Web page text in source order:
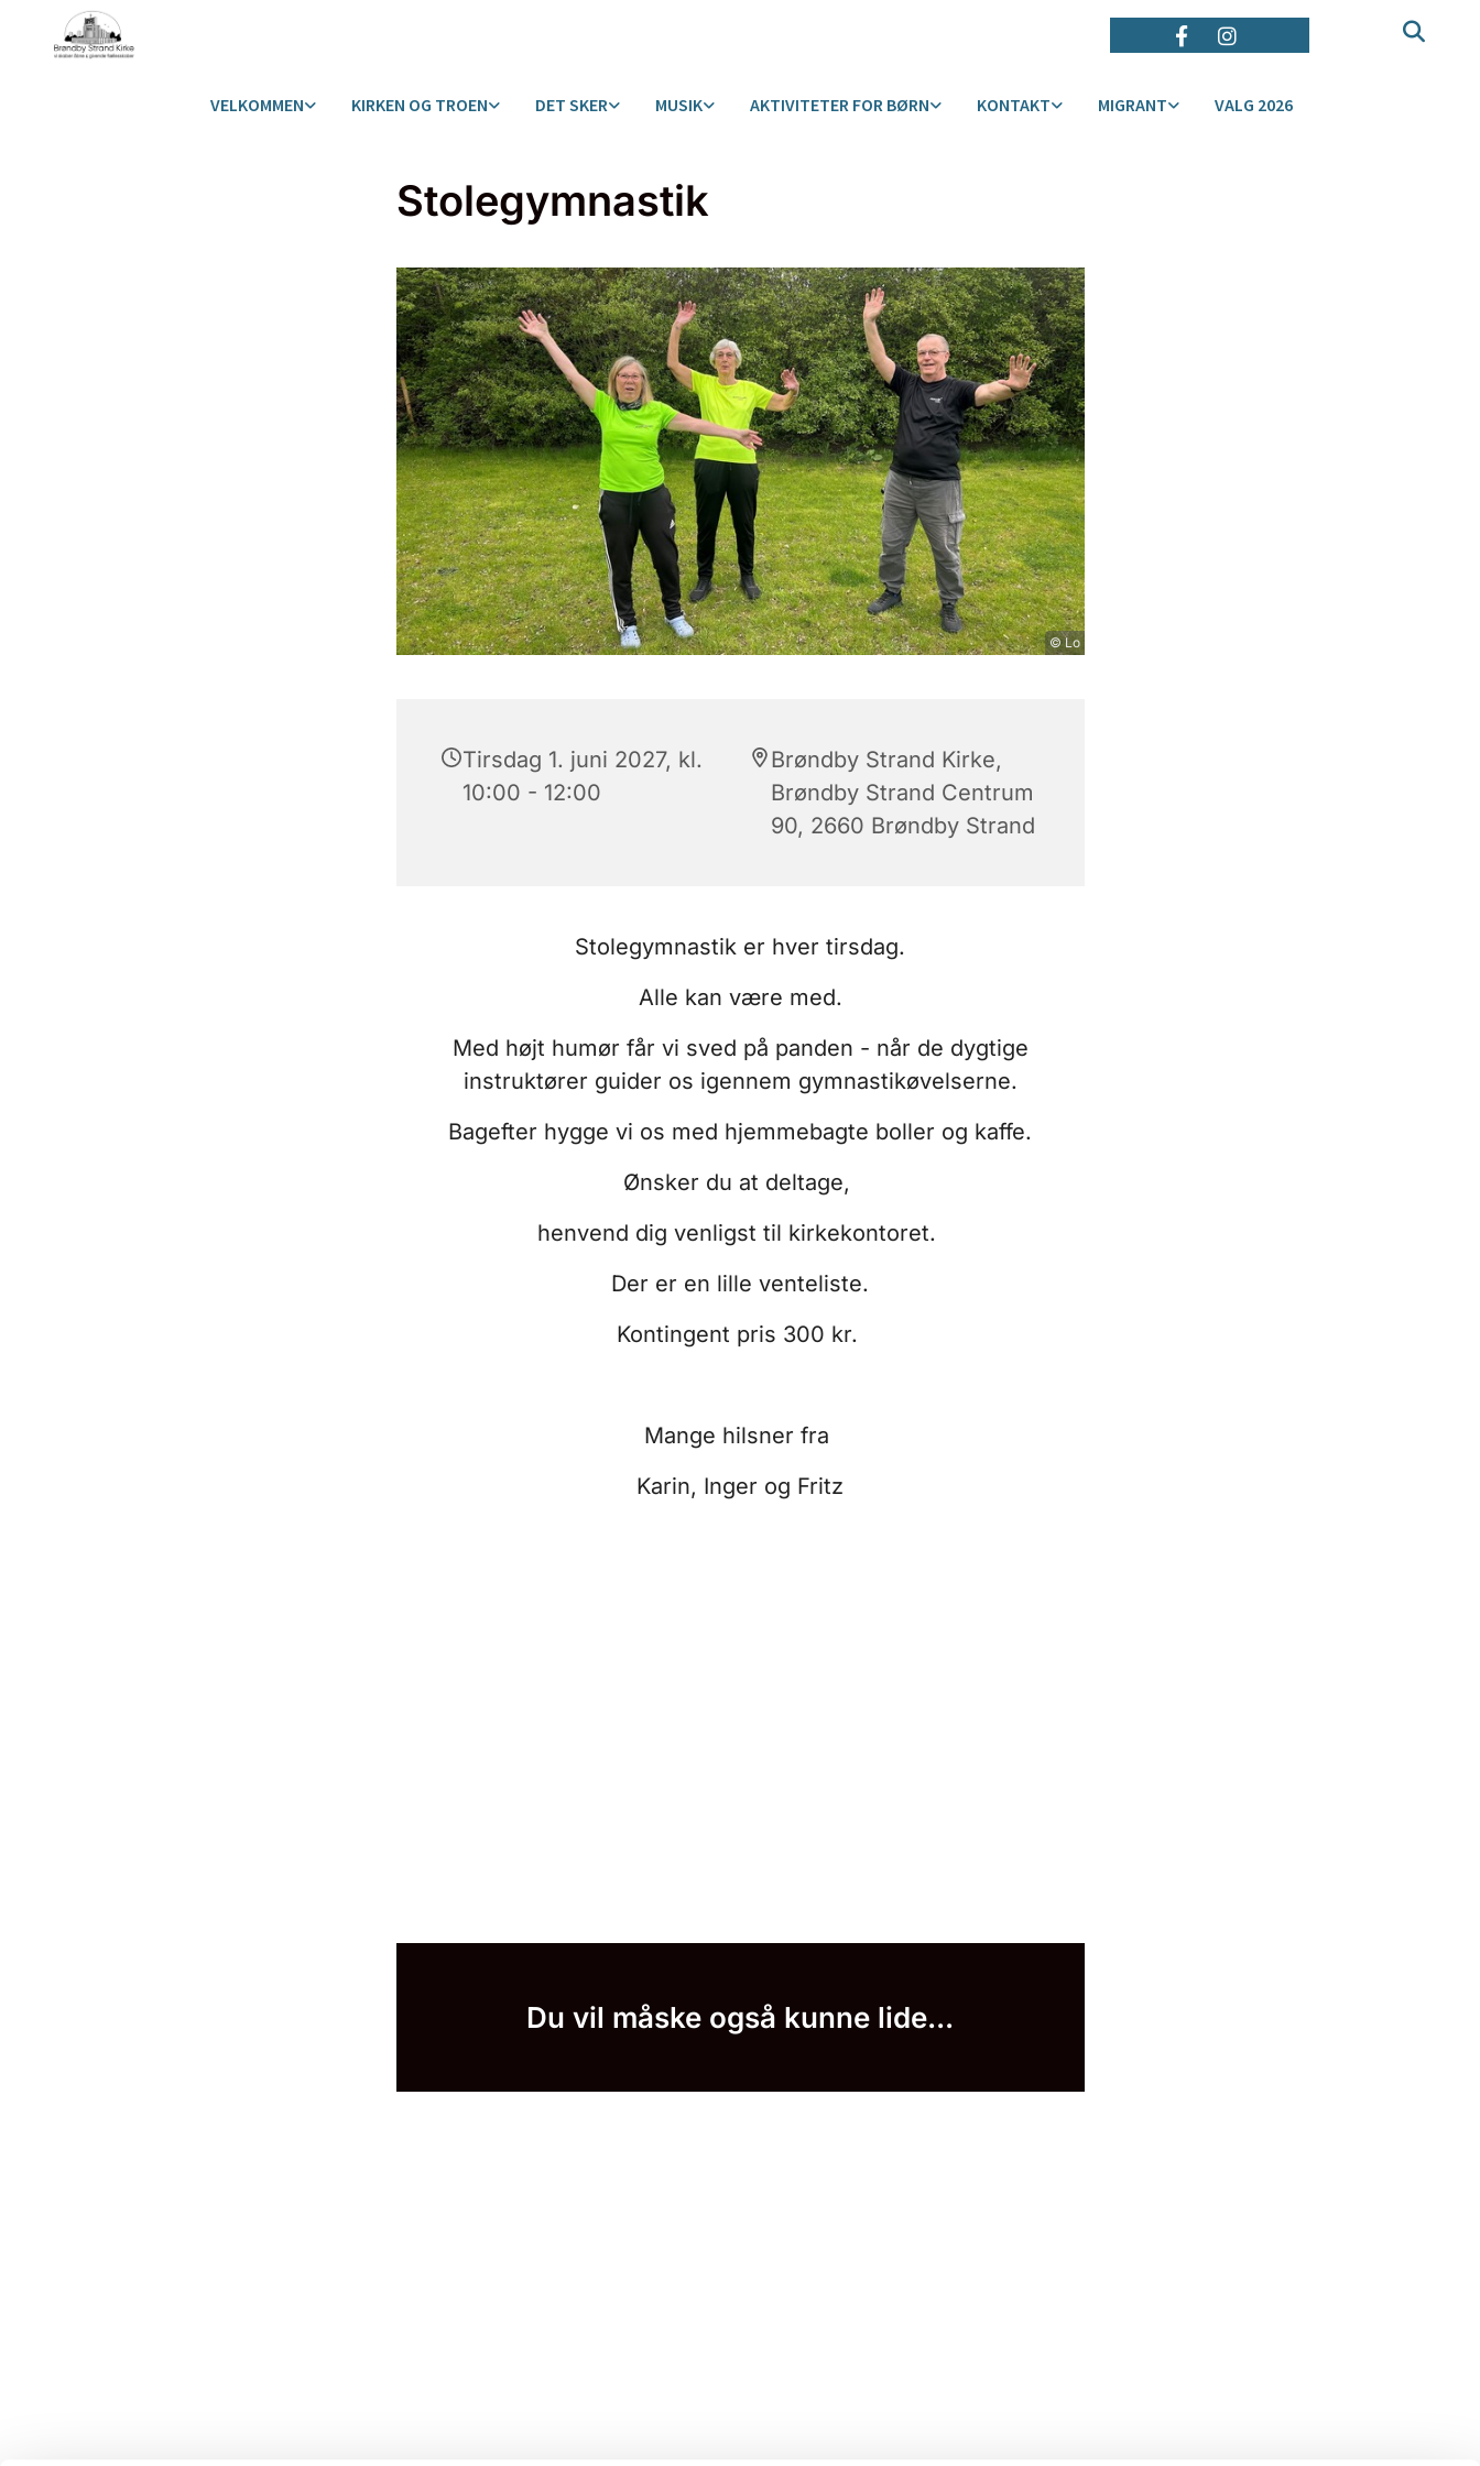
VELKOMMEN KIRKEN OG TROEN DET SKER MUSIK AKTIVITETER FOR BØRN KONTAKT MIGRANT VALG 2026
Stolegymnastik
© Lo
Tirsdag 1. juni 2027, kl.
10:00 - 12:00
Brøndby Strand Kirke,
Brøndby Strand Centrum
90, 2660 Brøndby Strand
Stolegymnastik er hver tirsdag.
Alle kan være med.
Med højt humør får vi sved på panden - når de dygtige
instruktører guider os igennem gymnastikøvelserne.
Bagefter hygge vi os med hjemmebagte boller og kaffe.
Ønsker du at deltage,
henvend dig venligst til kirkekontoret.
Der er en lille venteliste.
Kontingent pris 300 kr.
Mange hilsner fra
Karin, Inger og Fritz
Du vil måske også kunne lide...